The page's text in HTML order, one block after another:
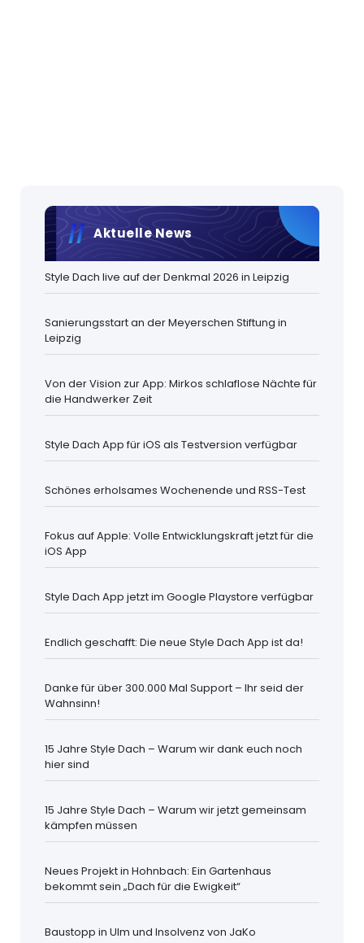
Aktuelle News
Style Dach live auf der Denkmal 2026 in Leipzig
Sanierungsstart an der Meyerschen Stiftung in
Leipzig
Von der Vision zur App: Mirkos schlaflose Nächte für
die Handwerker Zeit
Style Dach App für iOS als Testversion verfügbar
Schönes erholsames Wochenende und RSS-Test
Fokus auf Apple: Volle Entwicklungskraft jetzt für die
iOS App
Style Dach App jetzt im Google Playstore verfügbar
Endlich geschafft: Die neue Style Dach App ist da!
Danke für über 300.000 Mal Support – Ihr seid der
Wahnsinn!
15 Jahre Style Dach – Warum wir dank euch noch
hier sind
15 Jahre Style Dach – Warum wir jetzt gemeinsam
kämpfen müssen
Neues Projekt in Hohnbach: Ein Gartenhaus
bekommt sein „Dach für die Ewigkeit“
Baustopp in Ulm und Insolvenz von JaKo